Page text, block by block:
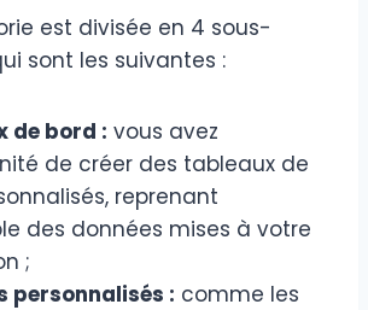
est divisée en 4 sous-
sont les suivantes :
de bord : vous avez
de créer des tableaux de
reprenant
des données mises à votre
;
personnalisés : comme les